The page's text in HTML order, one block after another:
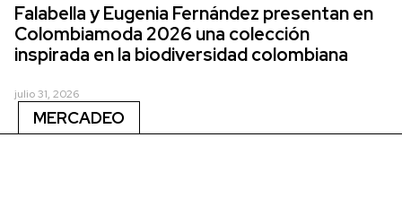
Falabella y Eugenia Fernández presentan en
Colombiamoda 2026 una colección
inspirada en la biodiversidad colombiana
julio 31, 2026
MERCADEO